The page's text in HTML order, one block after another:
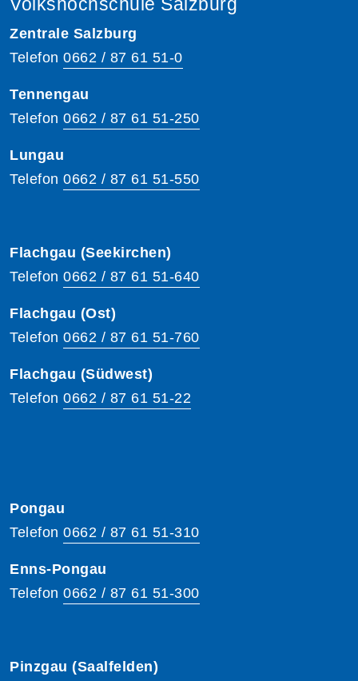
Zentrale Salzburg
Telefon 0662 / 87 61 51-0
Tennengau
Telefon 0662 / 87 61 51-250
Lungau
Telefon 0662 / 87 61 51-550
Flachgau (Seekirchen)
Telefon 0662 / 87 61 51-640
Flachgau (Ost)
Telefon 0662 / 87 61 51-760
Flachgau (Südwest)
Telefon 0662 / 87 61 51-22
Pongau
Telefon 0662 / 87 61 51-310
Enns-Pongau
Telefon 0662 / 87 61 51-300
Pinzgau (Saalfelden)